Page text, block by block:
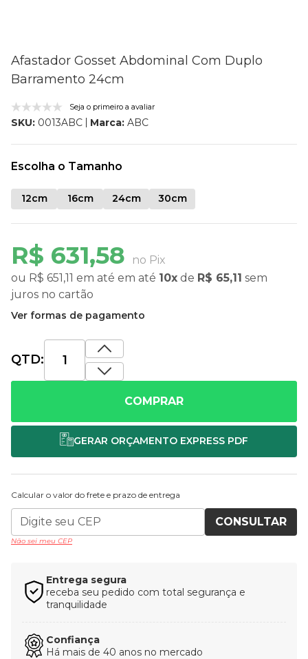
Afastador Gosset Abdominal Com Duplo
Barramento 24cm
Seja o primeiro a avaliar
SKU: 0013ABC Marca: ABC
R$ 631,58
no Pix
ou R$ 651,11 em até em até 10x de R$ 65,11 sem
juros no cartão
Ver formas de pagamento
Escolha o Tamanho
12cm 16cm 24cm 30cm
QTD:
COMPRAR
Calcular o valor do frete e prazo de entrega
CONSULTAR
Não sei meu CEP
Entrega segura
receba seu pedido com total segurança e
tranquilidade
Confiança
Há mais de 40 anos no mercado